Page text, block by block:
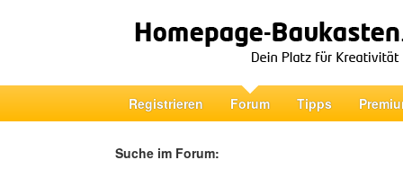
Registrieren Forum Tipps
Suche im Forum: